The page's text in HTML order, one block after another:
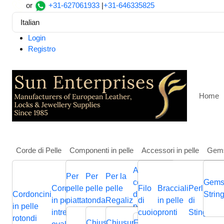
or +31-627061933 |+31-646335825
Italian
Login
Registro
Home
Corde di Pelle
Cordoncini
in pelle
rotondi
Cordoncini
in pelle
intrecciati
Cordoncini
in pelle
intrecciata
Cordoncini
in pelle
piatti
Cordini
in pelle
piatta
Componenti in pelle
Per
pelle
piatta
Per
pelle
tonda
Chiusura
Cursori
Per la
pelle
Regaliz
Cursori
Altri
componenti
di gioielli in
pelle
Accessori in pelle
Filo
di
cuoio
Bracciali
in pelle
pronti
Perline
di
Stingray
Componenti in pelle Per pelle tonda Cursori e
Stainless steel end cap: